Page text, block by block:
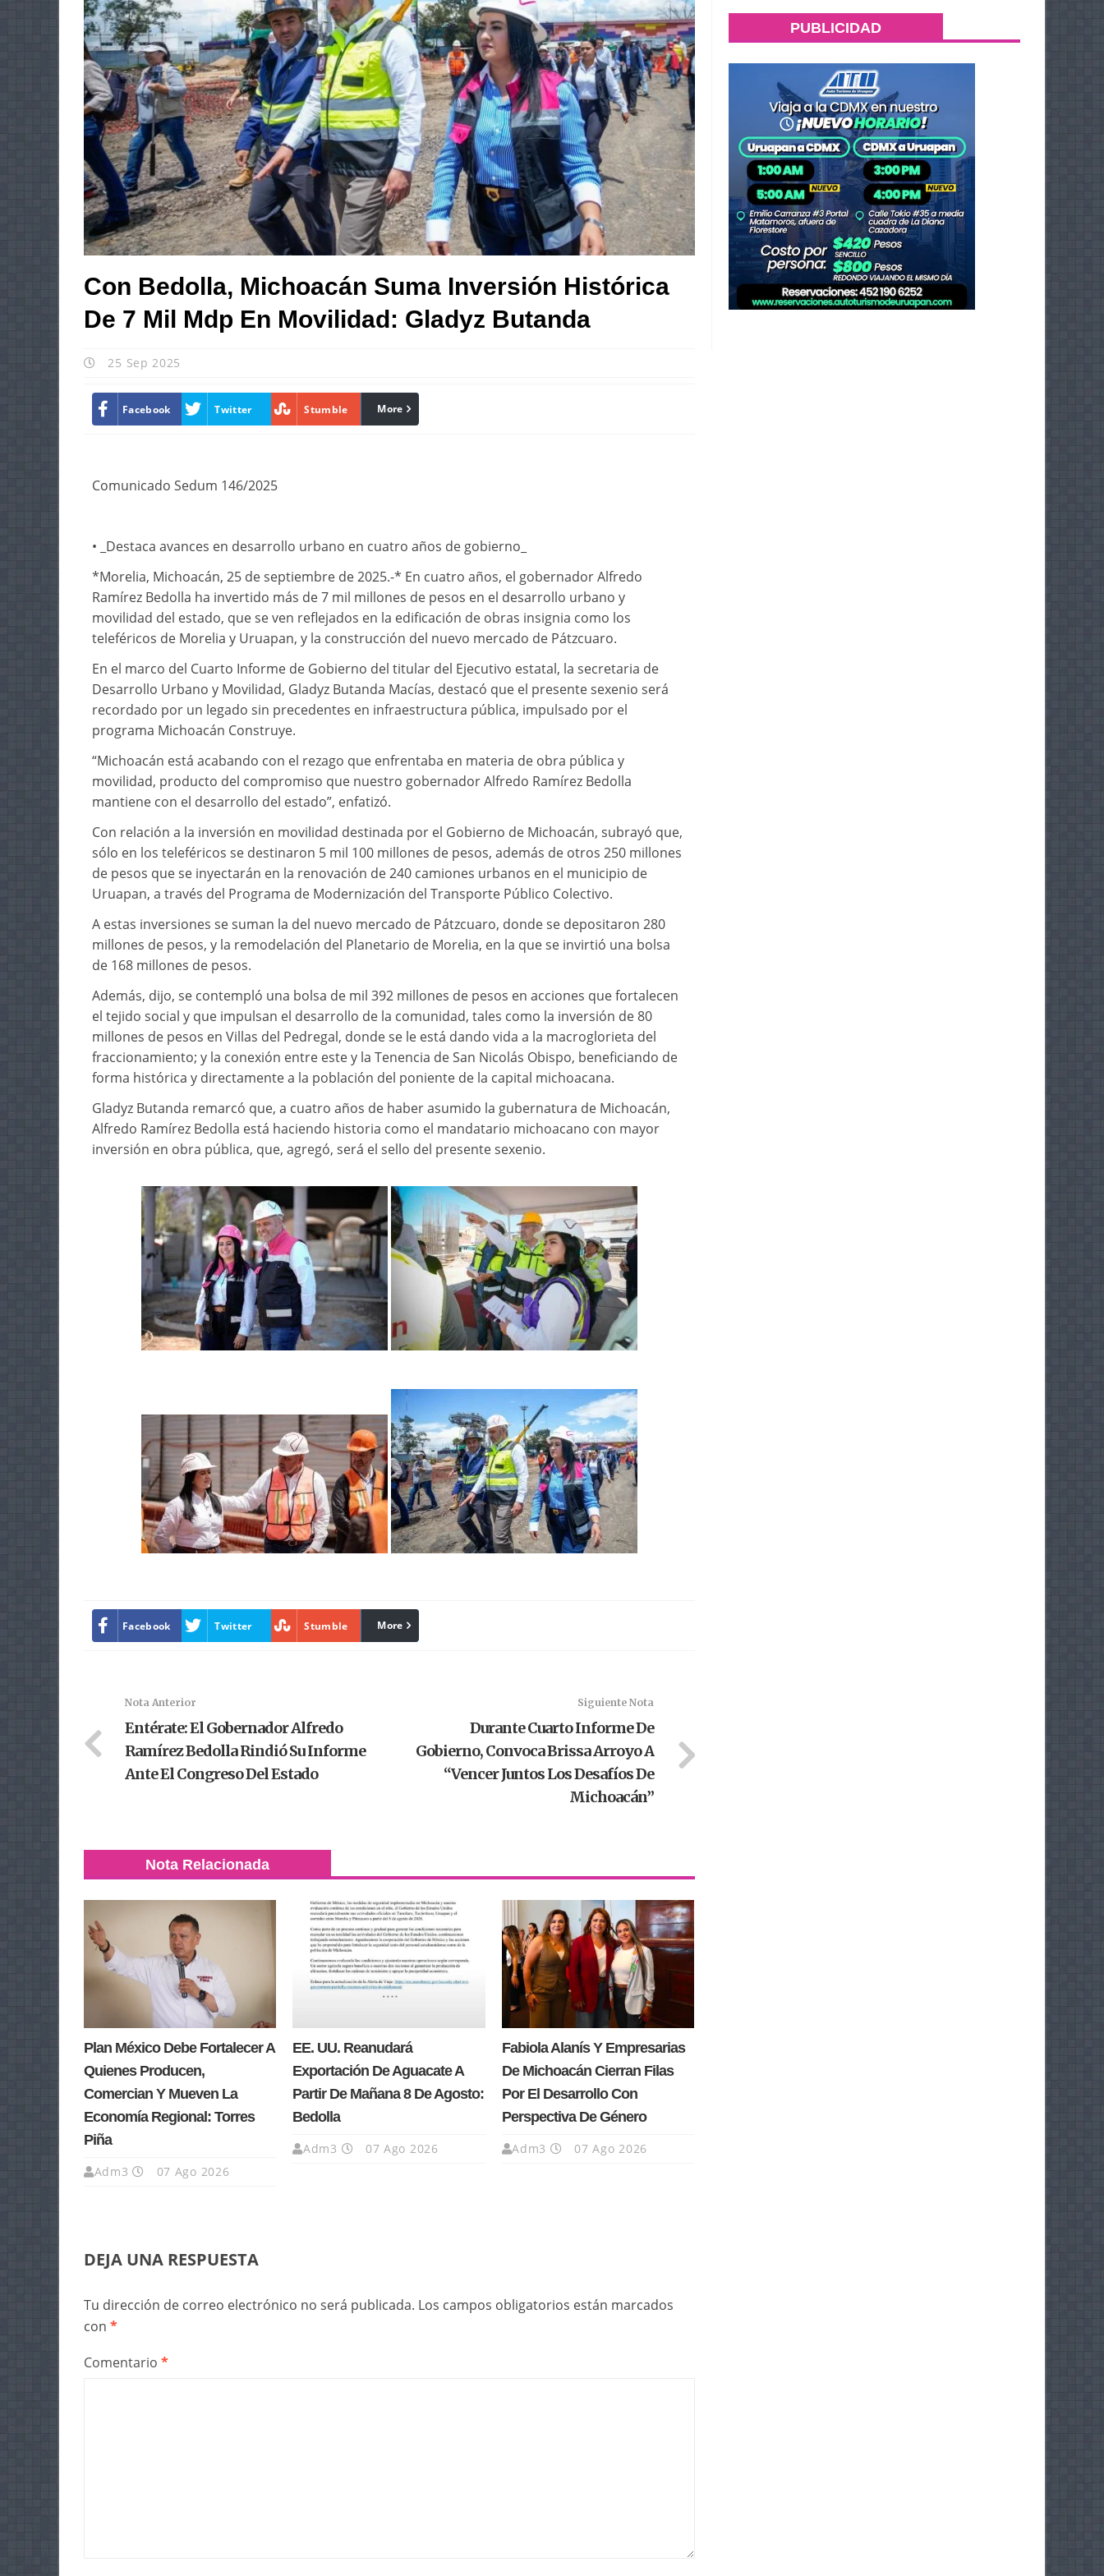
Con Bedolla, Michoacán Suma Inversión Histórica
De 7 Mil Mdp En Movilidad: Gladyz Butanda
25 Sep 2025
Facebook Twitter Stumble linkedin
More
Comunicado Sedum 146/2025
• _Destaca avances en desarrollo urbano en cuatro años de gobierno_
*Morelia, Michoacán, 25 de septiembre de 2025.-* En cuatro años, el gobernador Alfredo
Ramírez Bedolla ha invertido más de 7 mil millones de pesos en el desarrollo urbano y
movilidad del estado, que se ven reflejados en la edificación de obras insignia como los
teleféricos de Morelia y Uruapan, y la construcción del nuevo mercado de Pátzcuaro.
En el marco del Cuarto Informe de Gobierno del titular del Ejecutivo estatal, la secretaria de
Desarrollo Urbano y Movilidad, Gladyz Butanda Macías, destacó que el presente sexenio será
recordado por un legado sin precedentes en infraestructura pública, impulsado por el
programa Michoacán Construye.
“Michoacán está acabando con el rezago que enfrentaba en materia de obra pública y
movilidad, producto del compromiso que nuestro gobernador Alfredo Ramírez Bedolla
mantiene con el desarrollo del estado”, enfatizó.
Con relación a la inversión en movilidad destinada por el Gobierno de Michoacán, subrayó que,
sólo en los teleféricos se destinaron 5 mil 100 millones de pesos, además de otros 250 millones
de pesos que se inyectarán en la renovación de 240 camiones urbanos en el municipio de
Uruapan, a través del Programa de Modernización del Transporte Público Colectivo.
A estas inversiones se suman la del nuevo mercado de Pátzcuaro, donde se depositaron 280
millones de pesos, y la remodelación del Planetario de Morelia, en la que se invirtió una bolsa
de 168 millones de pesos.
Además, dijo, se contempló una bolsa de mil 392 millones de pesos en acciones que fortalecen
el tejido social y que impulsan el desarrollo de la comunidad, tales como la inversión de 80
millones de pesos en Villas del Pedregal, donde se le está dando vida a la macroglorieta del
fraccionamiento; y la conexión entre este y la Tenencia de San Nicolás Obispo, beneficiando de
forma histórica y directamente a la población del poniente de la capital michoacana.
Gladyz Butanda remarcó que, a cuatro años de haber asumido la gubernatura de Michoacán,
Alfredo Ramírez Bedolla está haciendo historia como el mandatario michoacano con mayor
inversión en obra pública, que, agregó, será el sello del presente sexenio.
Facebook Twitter Stumble linkedin
More
Nota Anterior
Entérate: El Gobernador Alfredo
Ramírez Bedolla Rindió Su Informe
Ante El Congreso Del Estado
Siguiente Nota
Durante Cuarto Informe De
Gobierno, Convoca Brissa Arroyo A
“vencer Juntos Los Desafíos De
Michoacán”
Nota Relacionada
Plan México Debe Fortalecer A
Quienes Producen,
Comercian Y Mueven La
Economía Regional: Torres
Piña
Adm3 07 Ago 2026
EE. UU. Reanudará
Exportación De Aguacate A
Partir De Mañana 8 De Agosto:
Bedolla
Adm3 07 Ago 2026
Fabiola Alanís Y Empresarias
De Michoacán Cierran Filas
Por El Desarrollo Con
Perspectiva De Género
Adm3 07 Ago 2026
DEJA UNA RESPUESTA
Tu dirección de correo electrónico no será publicada. Los campos obligatorios están marcados
con *
Comentario *
PUBLICIDAD